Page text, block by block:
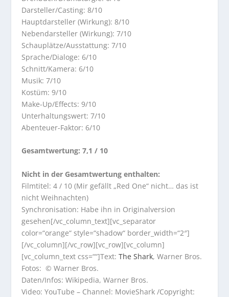
Darsteller/Casting: 8/10
Hauptdarsteller (Wirkung): 8/10
Nebendarsteller (Wirkung): 7/10
Schauplätze/Ausstattung: 7/10
Sprache/Dialoge: 6/10
Schnitt/Kamera: 6/10
Musik: 7/10
Kostüm: 9/10
Make-Up/Effects: 9/10
Unterhaltungswert: 7/10
Abenteuer-Faktor: 6/10
Gesamtwertung: 7,1 / 10
Nicht in der Gesamtwertung enthalten:
Filmtitel: 4 / 10 (Mir gefällt „Red One“ nicht… das ist
nicht Weihnachten)
Synchronisation: Habe ihn in Originalversion
gesehen[/vc_column_text][vc_separator
color=“orange“ style=“shadow“ border_width=“2″]
[/vc_column][/vc_row][vc_row][vc_column]
[vc_column_text css=““]Text:The Shark, Warner Bros.
Fotos: © Warner Bros.
Daten/Infos: Wikipedia, Warner Bros.
Video: YouTube – Channel: MovieShark /Copyright: